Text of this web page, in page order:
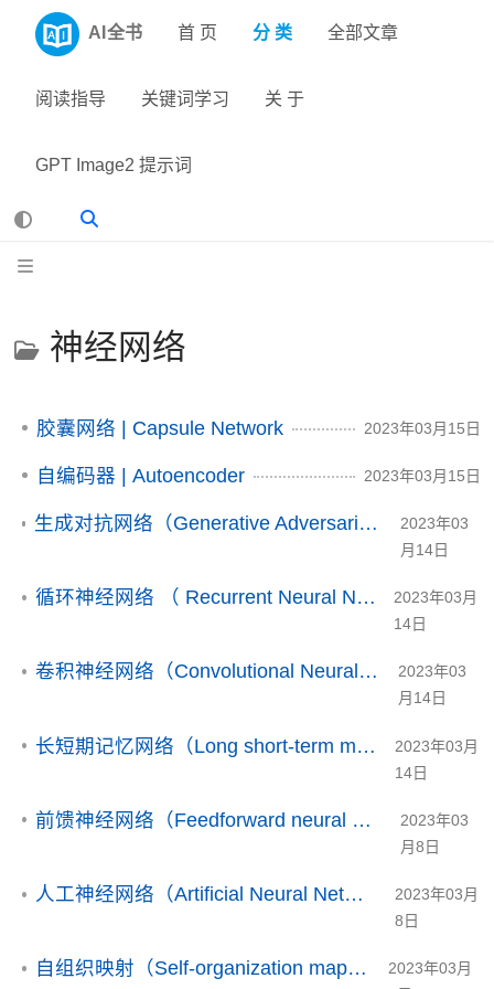
AI全书 首 页 分 类 全部文章
阅读指导 关键词学习 关 于
GPT Image2 提示词
神经网络
胶囊网络 | Capsule Network 2023年03月15日
自编码器 | Autoencoder 2023年03月15日
生成对抗网络（Generative Adversarial Networks | GAN）
2023年03
月14日
循环神经网络 （ Recurrent Neural Network | RNN）
2023年03月
14日
卷积神经网络（Convolutional Neural Networks | CNN）
2023年03
月14日
长短期记忆网络（Long short-term memory | LSTM）
2023年03月
14日
前馈神经网络（Feedforward neural network | FNN）
2023年03
月8日
人工神经网络（Artificial Neural Network | ANN）
2023年03月
8日
自组织映射（Self-organization map | SOM）
2023年03月